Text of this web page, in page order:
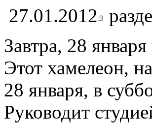
27.01.2012
Завтра, 28
Этот хамелеон,
28 января, в
Руководит